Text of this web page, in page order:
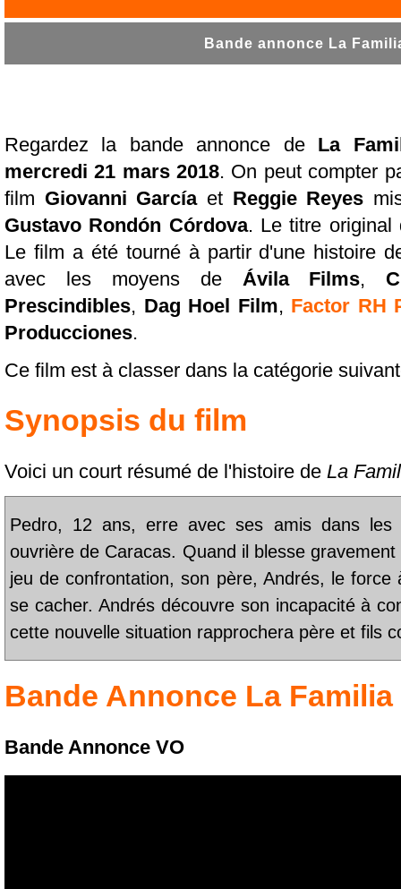
Bande annonce La
Regardez la bande annonce de La
mercredi 21 mars 2018. On peut compter
film Giovanni Garcíaet Reggie Reyes
Gustavo Rondón Córdova. Le titre
Le film a été tourné à partir d'une histoire
avec les moyens de Ávila Films,
Prescindibles, Dag Hoel Film, Factor RH
Producciones.
Ce film est à classer dans la catégorie
Synopsis du film
Voici un court résumé de l'histoire de La
Pedro, 12 ans, erre avec ses amis dans les
ouvrière de Caracas. Quand il blesse
jeu de confrontation, son père, Andrés, le
se cacher. Andrés découvre son incapacité à
cette nouvelle situation rapprochera père et fils
Bande Annonce La Familia
Bande Annonce VO